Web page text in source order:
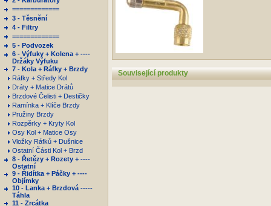
=============
3 - Těsnění
4 - Filtry
=============
5 - Podvozek
6 - Výfuky + Kolena + ----
Držáky Výfuku
7 - Kola + Ráfky + Brzdy
Ráfky + Středy Kol
Dráty + Matice Drátů
Brzdové Čelisti + Destičky
Ramínka + Klíče Brzdy
Pružiny Brzdy
Rozpěrky + Kryty Kol
Osy Kol + Matice Osy
Vložky Ráfků + Dušnice
Ostatní Části Kol + Brzd
8 - Řetězy + Rozety + ----
Ostatní
9 - Řidítka + Páčky + ----
Objímky
10 - Lanka + Brzdová -----
Táhla
11 - Zrcátka
Související produkty